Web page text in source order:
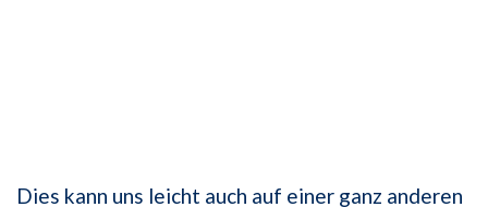
Dies kann uns leicht auch auf einer ganz anderen